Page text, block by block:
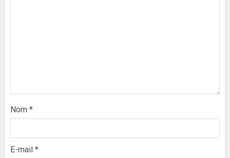
Nom *
E-mail *